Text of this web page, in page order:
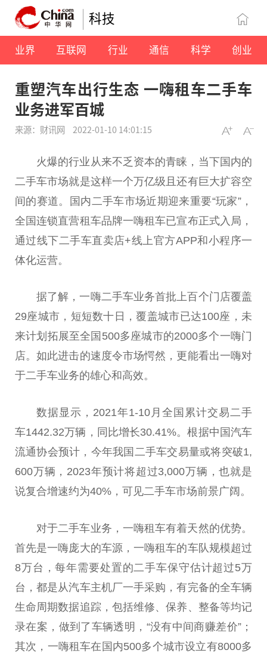
科技
业界 互联网 行业 通信 科学 创业
重塑汽车出行生态 一嗨租车二手车
业务进军百城
来源：财讯网 2022-01-10 14:01:15
火爆的行业从来不乏资本的青睐，当下国内的
二手车市场就是这样一个万亿级且还有巨大扩容空
间的赛道。国内二手车市场近期迎来重要“玩家”，
全国连锁直营租车品牌一嗨租车已宣布正式入局，
通过线下二手车直卖店+线上官方APP和小程序一
体化运营。
据了解，一嗨二手车业务首批上百个门店覆盖
29座城市，短短数十日，覆盖城市已达100座，未
来计划拓展至全国500多座城市的2000多个一嗨门
店。如此进击的速度令市场愕然，更能看出一嗨对
于二手车业务的雄心和高效。
数据显示，2021年1-10月全国累计交易二手
车1442.32万辆，同比增长30.41%。根据中国汽车
流通协会预计，今年我国二手车交易量或将突破1,
600万辆，2023年预计将超过3,000万辆，也就是
说复合增速约为40%，可见二手车市场前景广阔。
对于二手车业务，一嗨租车有着天然的优势。
首先是一嗨庞大的车源，一嗨租车的车队规模超过
8万台，每年需要处置的二手车保守估计超过5万
台，都是从汽车主机厂一手采购，有完备的全车辆
生命周期数据追踪，包括维修、保养、整备等均记
录在案，做到了车辆透明，“没有中间商赚差价”；
其次，一嗨租车在国内500多个城市设立有8000多